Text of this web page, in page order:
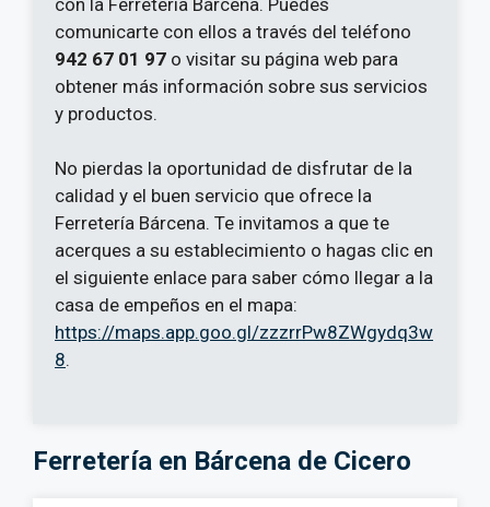
comunicarte con ellos a través del teléfono
942 67 01 97 o visitar su página web para
obtener más información sobre sus servicios
y productos.
No pierdas la oportunidad de disfrutar de la
calidad y el buen servicio que ofrece la
Ferretería Bárcena. Te invitamos a que te
acerques a su establecimiento o hagas clic en
el siguiente enlace para saber cómo llegar a la
casa de empeños en el mapa:
https://maps.app.goo.gl/zzzrrPw8ZWgydq3w
8.
Ferretería en Bárcena de Cicero